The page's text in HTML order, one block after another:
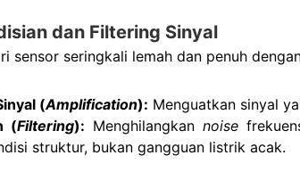
dan Filtering Sinyal
sensor seringkali lemah dan penuh
(Amplification): Menguatkan sinyal
(Filtering): Menghilangkannoise
struktur, bukan gangguan listrik acak.